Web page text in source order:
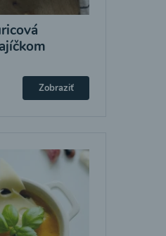
Zobraziť